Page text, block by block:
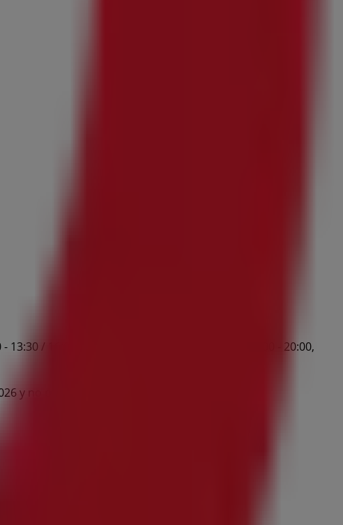
/ 16:00 - 20:00, Miércoles 09:30 - 13:30 / 16:00 - 20:00,
y no pares de ahorrar.